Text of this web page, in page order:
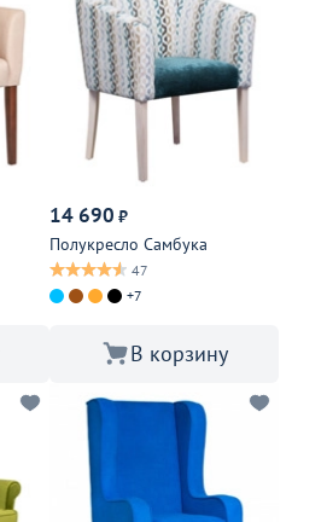
14 690 ₽
Полукресло Самбука
47
+7
В корзину